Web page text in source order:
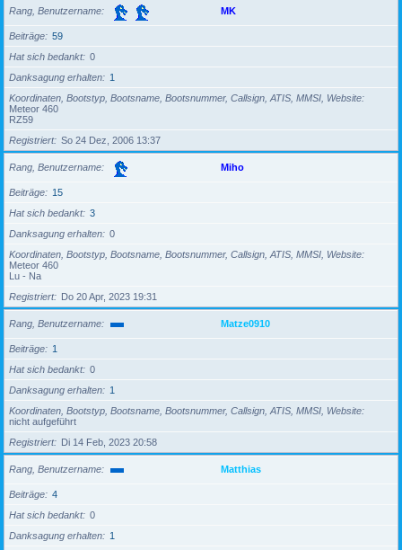
Rang, Benutzername MK
Beiträge
59
Hat sich bedankt
0
Danksagung erhalten
1
Koordinaten, Bootstyp, Bootsname, Bootsnummer, Callsign, ATIS, MMSI, Website
Meteor 460
RZ59
Registriert
So 24 Dez, 2006 13:37
Rang, Benutzername Miho
Beiträge
15
Hat sich bedankt
3
Danksagung erhalten
0
Koordinaten, Bootstyp, Bootsname, Bootsnummer, Callsign, ATIS, MMSI, Website
Meteor 460
Lu - Na
Registriert
Do 20 Apr, 2023 19:31
Rang, Benutzername Matze0910
Beiträge
1
Hat sich bedankt
0
Danksagung erhalten
1
Koordinaten, Bootstyp, Bootsname, Bootsnummer, Callsign, ATIS, MMSI, Website
nicht aufgeführt
Registriert
Di 14 Feb, 2023 20:58
Rang, Benutzername Matthias
Beiträge
4
Hat sich bedankt
0
Danksagung erhalten
1